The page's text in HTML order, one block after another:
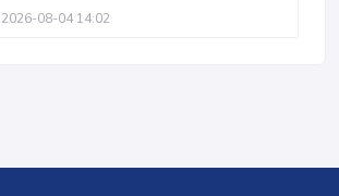
2026-08-04 14:02